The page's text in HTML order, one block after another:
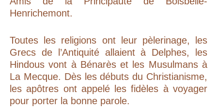
Henrichemont.
Toutes les religions ont leur pèlerinage, les
Grecs de l’Antiquité allaient à Delphes, les
Hindous vont à Bénarès et les Musulmans à
La Mecque. Dès les débuts du Christianisme,
les apôtres ont appelé les fidèles à voyager
pour porter la bonne parole.